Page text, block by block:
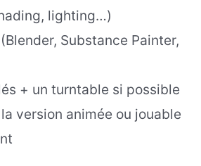
lighting…)
Substance Painter,
+ un turntable si possible
version animée ou jouable